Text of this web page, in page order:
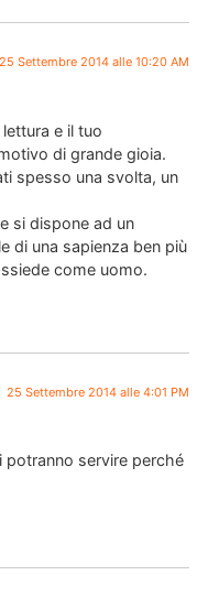
25 Settembre 2014 alle 10:20 AM
e il tuo
di grande gioia.
spesso una svolta, un
si dispone ad un
di una sapienza ben più
come uomo.
25 Settembre 2014 alle 4:01 PM
potranno servire perché